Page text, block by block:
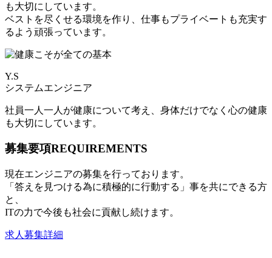
も大切にしています。
ベストを尽くせる環境を作り、仕事もプライベートも充実す
るよう頑張っています。
Y.S
システムエンジニア
社員一人一人が健康について考え、身体だけでなく心の健康
も大切にしています。
募集要項REQUIREMENTS
現在エンジニアの募集を行っております。
「答えを見つける為に積極的に行動する」事を共にできる方
と、
ITの力で今後も社会に貢献し続けます。
求人募集詳細